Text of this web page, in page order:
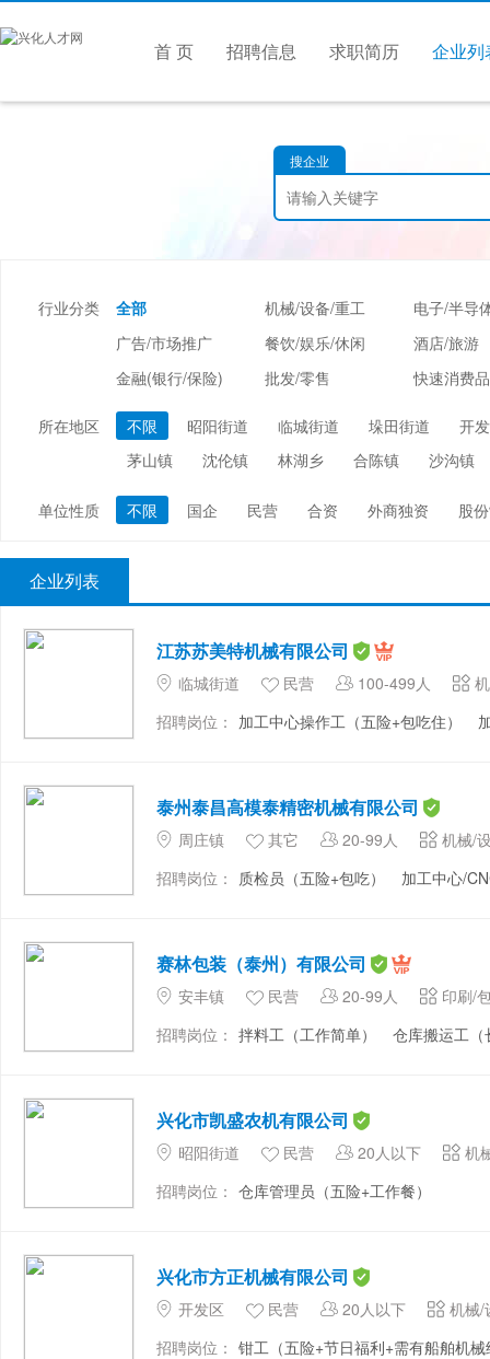
首 页 招聘信息 求职简历 企业列
搜企业
行业分类 全部
机械/设备/重工
广告/市场推广
餐饮/娱乐/休闲
酒店/旅游
金融(银行/保险)
批发/零售
仪器仪表/工业自动化
医疗设备/器械
会展/博览
摄影/婚庆
政府部门/事业单位
非盈利机构/行业协会 农业/渔业/
所在地区 不限 昭阳街道 临城街道 垛田街道
开
茅山镇
沈伦镇 林湖乡 合陈镇 沙沟镇
单位性质 不限 国企 民营 合资 外商独资 股
企业列表
江苏苏美特机械有限公司
临城街道 民营 100-499人
招聘岗位： 加工中心操作工（五险+包吃住）
泰州泰昌高模泰精密机械有限公司
周庄镇 其它 20-99人
机械/
招聘岗位： 质检员（五险+包吃） 加工中心/
赛林包装（泰州）有限公司
安丰镇 民营 20-99人
印刷/
招聘岗位： 拌料工（工作简单） 仓库搬运工（
兴化市凯盛农机有限公司
昭阳街道 民营 20人以下
机
招聘岗位： 仓库管理员（五险+工作餐）
兴化市方正机械有限公司
开发区 民营 20人以下
机械/
招聘岗位： 钳工（五险+节日福利+需有船舶机械